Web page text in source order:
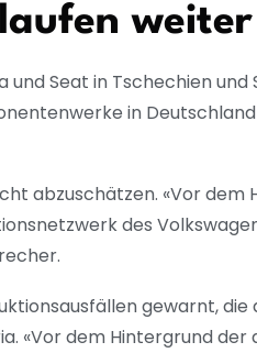
weiter
Seat in Tschechien
in
abzuschätzen. «Vor dem
des
gewarnt, die
«Vor dem Hintergrund der